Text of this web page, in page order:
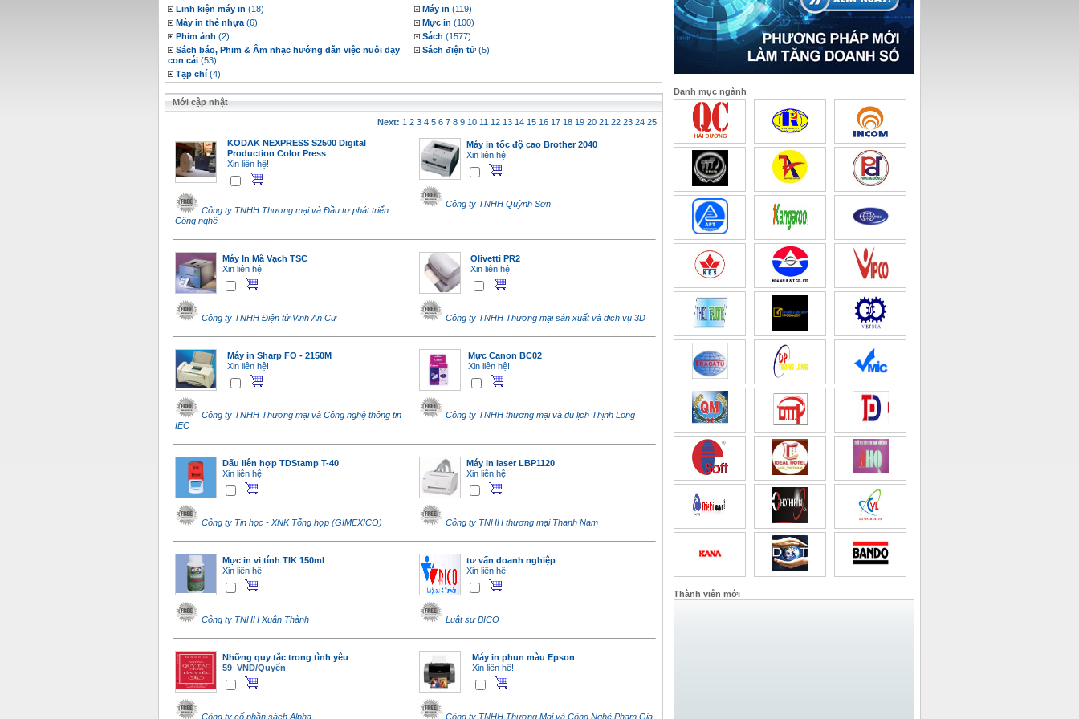
Linh kiện máy in (18) Máy in (119)
Máy in thẻ nhựa (6) Mực in (100)
Phim ảnh (2) Sách (1577)
Sách báo, Phim & Âm nhạc hướng dẫn việc nuôi dạy
con cái (53)
Sách điện tử (5)
Tạp chí (4)
Mới cập nhật
Next: 1 2 3 4 5 6 7 8 9 10 11 12 13 14 15 16 17 18 19 20 21 22 23 24 25
KODAK NEXPRESS S2500 Digital
Production Color Press
Xin liên hệ!
Công ty TNHH Thương mại và Đầu tư phát triển
Công nghệ
Máy in tốc độ cao Brother 2040
Xin liên hệ!
Công ty TNHH Quỳnh Sơn
Máy In Mã Vạch TSC
Xin liên hệ!
Công ty TNHH Điện tử Vinh An Cư
Olivetti PR2
Xin liên hệ!
Công ty TNHH Thương mại sản xuất và dịch vụ 3D
Máy in Sharp FO - 2150M
Xin liên hệ!
Công ty TNHH Thương mại và Công nghệ thông tin
IEC
Mực Canon BC02
Xin liên hệ!
Công ty TNHH thương mại và du lịch Thịnh Long
Dấu liên hợp TDStamp T-40
Xin liên hệ!
Công ty Tin học - XNK Tổng hợp (GIMEXICO)
Máy in laser LBP1120
Xin liên hệ!
Công ty TNHH thương mại Thanh Nam
Mực in vi tính TIK 150ml
Xin liên hệ!
Công ty TNHH Xuân Thành
tư vấn doanh nghiệp
Xin liên hệ!
Luật sư BICO
Những quy tắc trong tình yêu
59 VND/Quyển
Công ty cổ phần sách Alpha
Máy in phun màu Epson
Xin liên hệ!
Công ty TNHH Thương Mại và Công Nghệ Phạm Gia
Danh mục ngành
Thành viên mới